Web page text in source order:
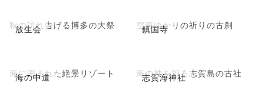
放生会
秋の訪れ告げる博多の大祭 鎮国寺
空海ゆかりの祈りの古刹
海の中道
海に囲まれた絶景リゾート 志賀海神社
海の神を祀る志賀島の古社